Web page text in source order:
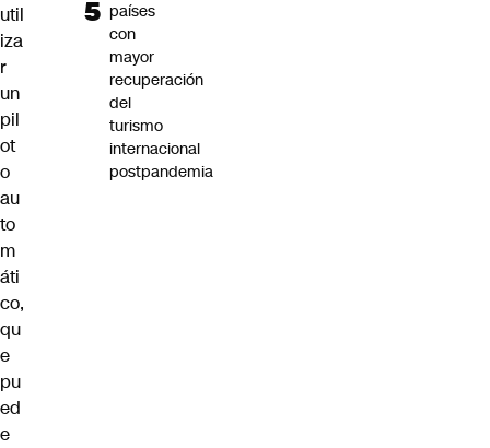
util
iza
r
un
pil
ot
o
au
to
m
áti
co,
qu
e
pu
ed
e
países
con
mayor
recuperación
del
turismo
internacional
postpandemia